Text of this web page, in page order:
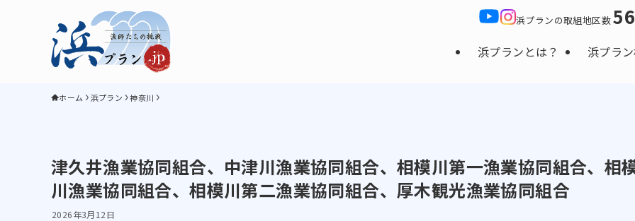
浜プランとは？ 浜プラ
浜プランの取組地区数
ホーム 浜プラン 神奈川
津久井漁業協同組合、中津川漁業協同組合、相模川第一漁業協同組合、相
川漁業協同組合、相模川第二漁業協同組合、厚木観光漁業協同組合
2026年3月12日